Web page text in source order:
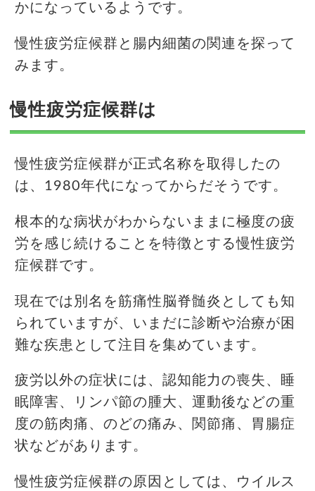
かになっているようです。
慢性疲労症候群と腸内細菌の関連を探って
みます。
慢性疲労症候群は
慢性疲労症候群が正式名称を取得したの
は、1980年代になってからだそうです。
根本的な病状がわからないままに極度の疲
労を感じ続けることを特徴とする慢性疲労
症候群です。
現在では別名を筋痛性脳脊髄炎としても知
られていますが、いまだに診断や治療が困
難な疾患として注目を集めています。
疲労以外の症状には、認知能力の喪失、睡
眠障害、リンパ節の腫大、運動後などの重
度の筋肉痛、のどの痛み、関節痛、胃腸症
状などがあります。
慢性疲労症候群の原因としては、ウイルス